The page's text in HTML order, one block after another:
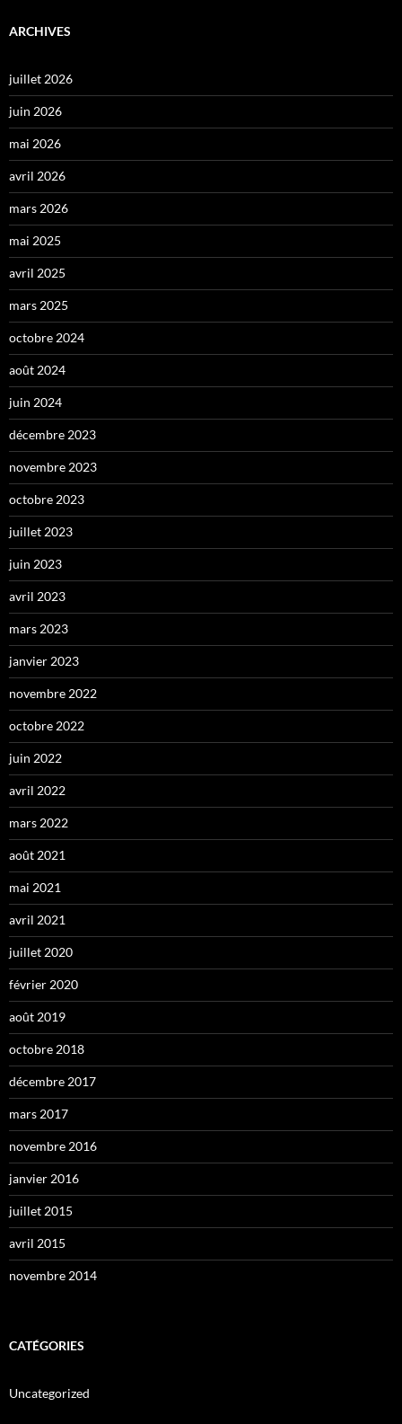
ARCHIVES
juillet 2026
juin 2026
mai 2026
avril 2026
mars 2026
mai 2025
avril 2025
mars 2025
octobre 2024
août 2024
juin 2024
décembre 2023
novembre 2023
octobre 2023
juillet 2023
juin 2023
avril 2023
mars 2023
janvier 2023
novembre 2022
octobre 2022
juin 2022
avril 2022
mars 2022
août 2021
mai 2021
avril 2021
juillet 2020
février 2020
août 2019
octobre 2018
décembre 2017
mars 2017
novembre 2016
janvier 2016
juillet 2015
avril 2015
novembre 2014
CATÉGORIES
Uncategorized